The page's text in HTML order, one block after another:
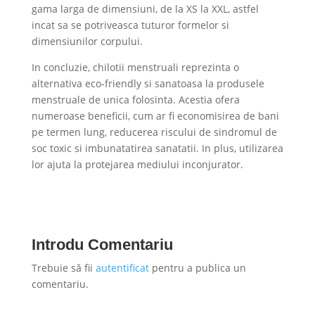
gama larga de dimensiuni, de la XS la XXL, astfel
incat sa se potriveasca tuturor formelor si
dimensiunilor corpului.
In concluzie, chilotii menstruali reprezinta o
alternativa eco-friendly si sanatoasa la produsele
menstruale de unica folosinta. Acestia ofera
numeroase beneficii, cum ar fi economisirea de bani
pe termen lung, reducerea riscului de sindromul de
soc toxic si imbunatatirea sanatatii. In plus, utilizarea
lor ajuta la protejarea mediului inconjurator.
Introdu Comentariu
Trebuie să fii autentificatpentru a publica un
comentariu.